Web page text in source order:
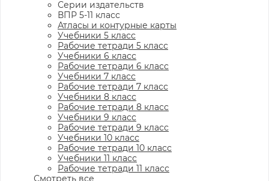
Серии издательств
ВПР 5-11 класс
Атласы и контурные карты
Учебники 5 класс
Рабочие тетради 5 класс
Учебники 6 класс
Рабочие тетради 6 класс
Учебники 7 класс
Рабочие тетради 7 класс
Учебники 8 класс
Рабочие тетради 8 класс
Учебники 9 класс
Рабочие тетради 9 класс
Учебники 10 класс
Рабочие тетради 10 класс
Учебники 11 класс
Рабочие тетради 11 класс
Смотреть все